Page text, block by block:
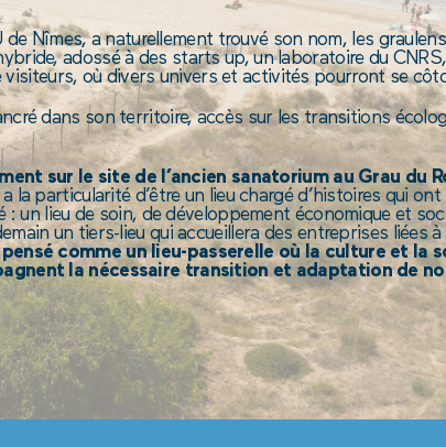
Nîmes, a naturellement trouvé son nom, les
adossé à des starts up, un laboratoire du
où divers univers et activités pourront se
dans son territoire, accès sur les transitions
sur le site de l’ancien sanatorium au Grau du
la particularité d’être un lieu chargé d’histoires qui
un lieu de soin, de développement économique et
un tiers-lieu qui accueillera des entreprises liées à
comme un lieu-passerelle où la culture et la
la nécessaire transition et adaptation de